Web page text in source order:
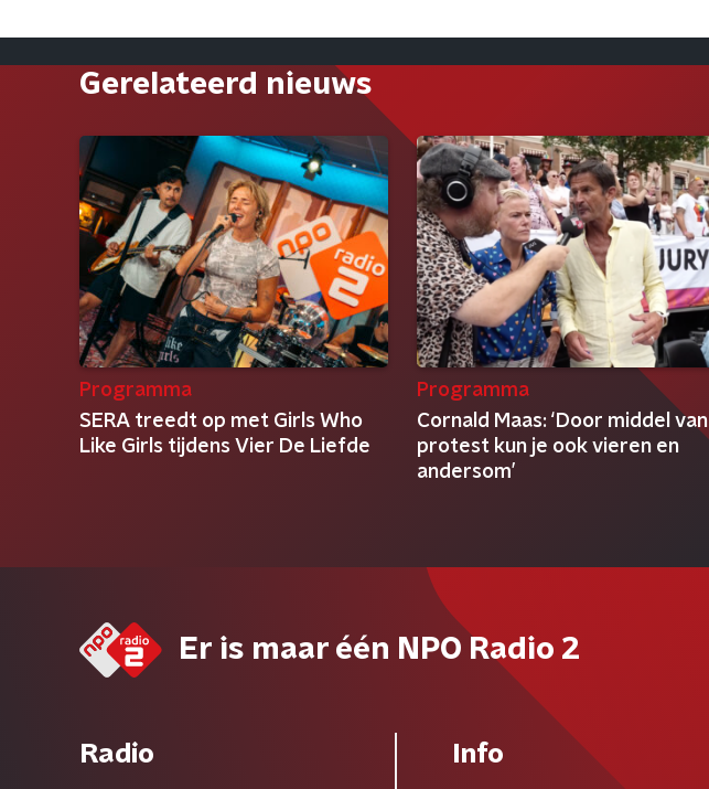
Gerelateerd nieuws
Programma
SERA treedt op met Girls Who
Like Girls tijdens Vier De Liefde
Programma
Cornald Maas: ‘Door middel van
protest kun je ook vieren en
andersom’
Er is maar één NPO Radio 2
Radio Info